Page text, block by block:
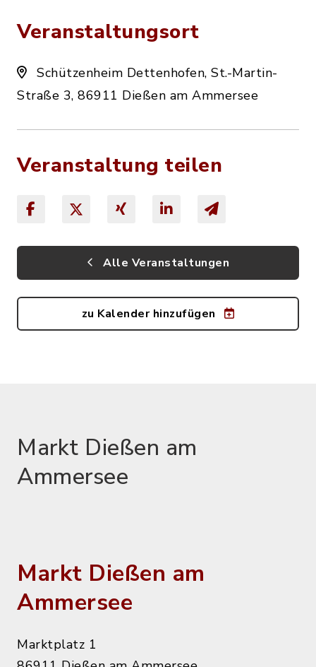
Veranstaltungsort
Schützenheim Dettenhofen, St.-Martin-
Straße 3, 86911 Dießen am Ammersee
Veranstaltung teilen
Alle Veranstaltungen
zu Kalender hinzufügen
Markt Dießen am
Ammersee
Markt Dießen am
Ammersee
Marktplatz 1